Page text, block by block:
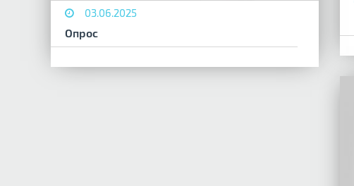
03.06.2025
Опрос